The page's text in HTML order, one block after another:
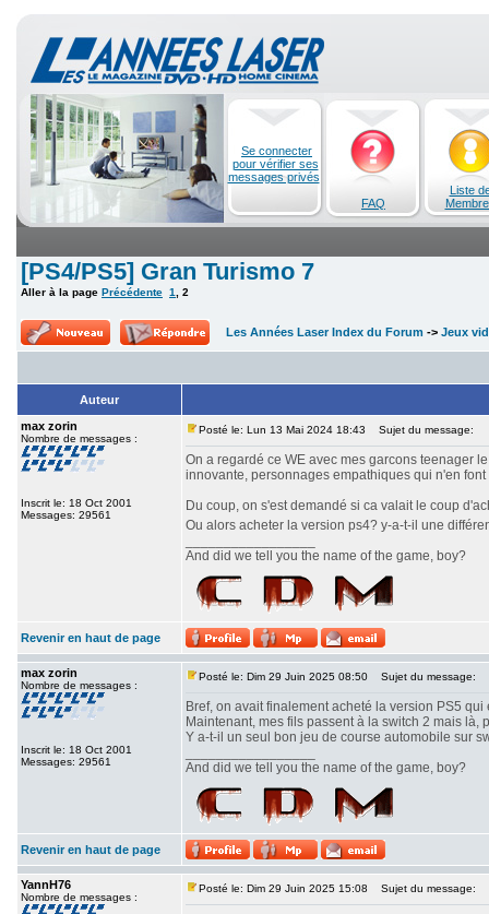
Se connecter
pour vérifier ses
messages privés
FAQ
Liste
[PS4/PS5] Gran Turismo 7
Aller à la page Précédente 1 2
Les Années Laser Index du Forum -> Jeux
Auteur
max zorin
Nombre de messages :
Inscrit le: 18 Oct 2001
Messages: 29561
Posté le: Lun 13 Mai 2024 18:43 Sujet du message:
On a regardé ce WE avec mes garcons teenager
innovante, personnages empathiques qui n'en
Du coup, on s'est demandé si ca valait le coup
Ou alors acheter la version ps4? y-a-t-il une
And did we tell you the name of the game, boy?
Revenir en haut de page
max zorin
Nombre de messages :
Inscrit le: 18 Oct 2001
Messages: 29561
Posté le: Dim 29 Juin 2025 08:50 Sujet du message:
Bref, on avait finalement acheté la version PS5
Maintenant, mes fils passent à la switch 2 mais là,
Y a-t-il un seul bon jeu de course automobile sur
And did we tell you the name of the game, boy?
Revenir en haut de page
YannH76
Nombre de messages :
Posté le: Dim 29 Juin 2025 15:08 Sujet du message: